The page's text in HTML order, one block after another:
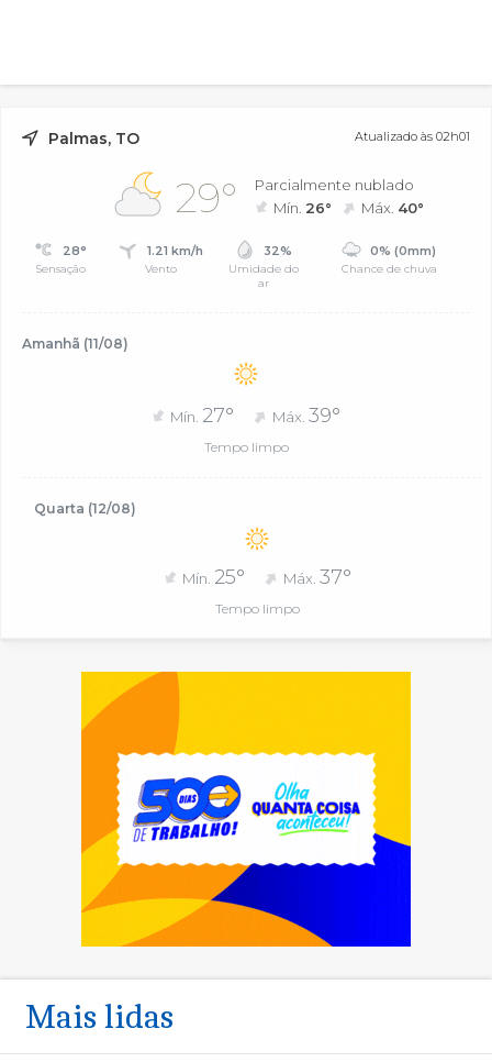
Palmas, TO Atualizado às 02h01
29°
Parcialmente nublado
Mín. 26° Máx. 40°
28°
Sensação
1.21 km/h
Vento
32%
Umidade do
ar
0% (0mm)
Chance de chuva
Amanhã (11/08)
Mín. 27° Máx. 39°
Tempo limpo
Quarta (12/08)
Mín. 25° Máx. 37°
Tempo limpo
Mais lidas